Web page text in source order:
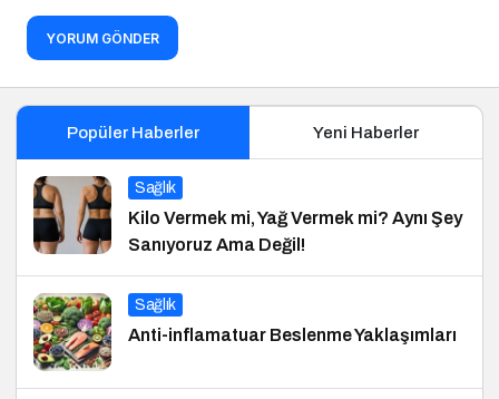
YORUM GÖNDER
Popüler Haberler Yeni Haberler
Sağlık
Kilo Vermek mi, Yağ Vermek mi? Aynı Şey
Sanıyoruz Ama Değil!
Sağlık
Anti-inflamatuar Beslenme Yaklaşımları